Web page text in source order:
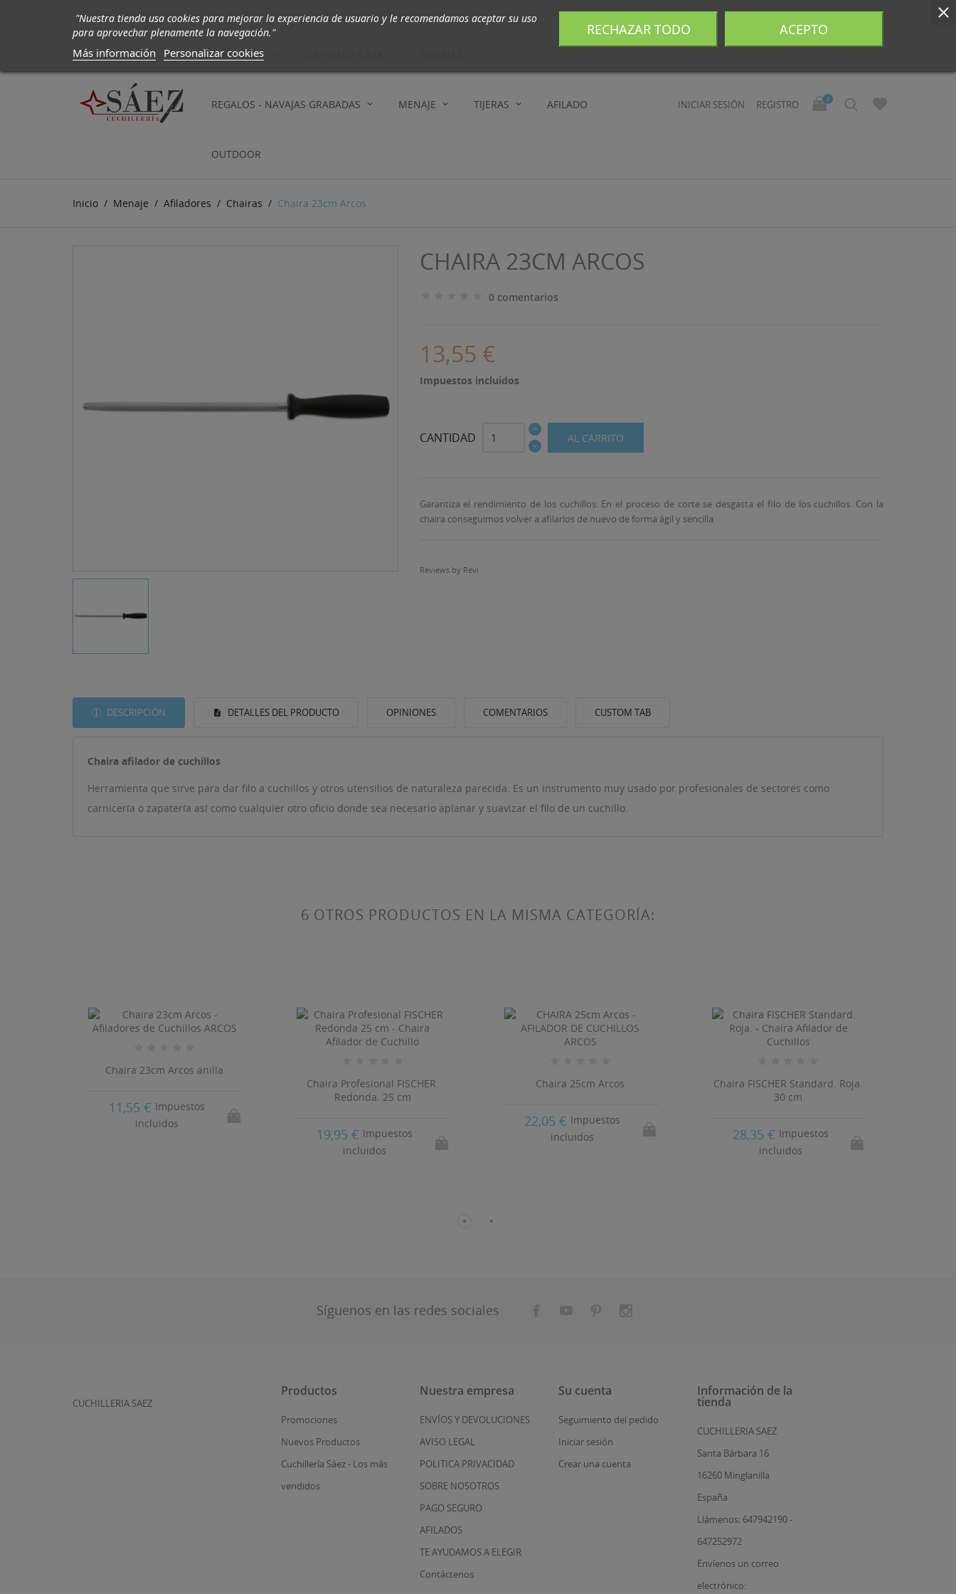
647942190 - 647252972  info@cuchilleriasaez.com  Contacte con nosotros
CUCHILLOS
REGALOS - NAVAJAS GRABADAS MENAJE TIJERAS AFILADO
OUTDOOR
INICIAR SESIÓN REGISTRO
0
Inicio Menaje Afiladores Chairas Chaira 23cm Arcos
CHAIRA 23CM ARCOS
0 comentarios
13,55 €
Impuestos incluidos
CANTIDAD AL CARRITO
Garantiza el rendimiento de los cuchillos. En el proceso de corte se desgasta el filo de los cuchillos. Con la
chaira conseguimos volver a afilarlos de nuevo de forma ágil y sencilla.
Reviews by Revi
DESCRIPCIÓN DETALLES DEL PRODUCTO OPINIONES COMENTARIOS CUSTOM TAB
Chaira afilador de cuchillos
Herramienta que sirve para dar filo a cuchillos y otros utensilios de naturaleza parecida. Es un instrumento muy usado por profesionales de sectores como
carnicería o zapatería así como cualquier otro oficio donde sea necesario aplanar y suavizar el filo de un cuchillo.
6 OTROS PRODUCTOS EN LA MISMA CATEGORÍA:
Chaira 23cm Arcos anilla
11,55 € Impuestos
incluidos
Chaira Profesional FISCHER.
Redonda. 25 cm
19,95 € Impuestos
incluidos
Chaira 25cm Arcos
22,05 € Impuestos
incluidos
Chaira FISCHER Standard. Roja.
30 cm
28,35 € Impuestos
incluidos
Síguenos en las redes sociales
"Nuestra tienda usa cookies para mejorar la experiencia de usuario y le recomendamos aceptar su uso
para aprovechar plenamente la navegación."
Más información Personalizar cookies
RECHAZAR TODO ACEPTO
CUCHILLERIA SAEZ
Productos
Promociones
Nuevos Productos
Cuchillería Sáez - Los más
vendidos
Nuestra empresa
ENVÍOS Y DEVOLUCIONES
AVISO LEGAL
POLITICA PRIVACIDAD
SOBRE NOSOTROS
PAGO SEGURO
AFILADOS
TE AYUDAMOS A ELEGIR
Contáctenos
Su cuenta
Seguimiento del pedido
Iniciar sesión
Crear una cuenta
Información de la
tienda
CUCHILLERIA SAEZ
Santa Bárbara 16
16260 Minglanilla
España
Llámenos: 647942190 -
647252972
Envíenos un correo
electrónico: